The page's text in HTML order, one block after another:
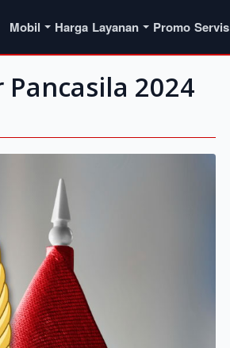
Mobil Harga Layanan Promo Servis
2024